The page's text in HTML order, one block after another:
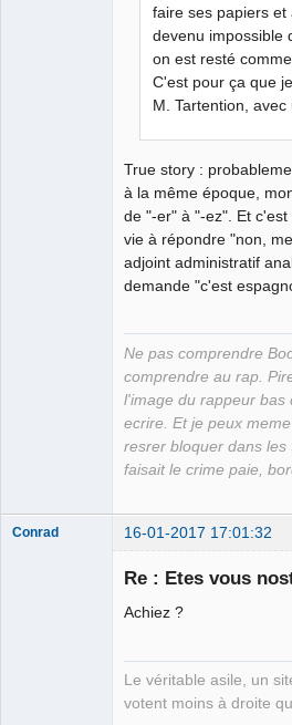
faire ses papiers
devenu impossible
on est resté
C'est pour ça que
M. Tartention, avec
True story :
à la même époque,
de "-er" à "-ez". Et
vie à répondre "non,
adjoint administratif
demande "c'est
Ne pas comprendre
comprendre au rap.
l'image du rappeur bas
ecrire. Et je peux
resrer bloquer dans
faisait le crime paie,
Conrad 16-01-2017 17:01:32
Re : Etes vous
Achiez ?
Le véritable asile, un
votent moins à droite